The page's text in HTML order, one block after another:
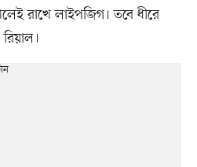
রাখে লাইপজিগ। তবে ধীরে